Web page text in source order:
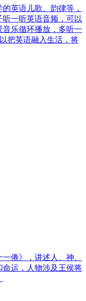
英语儿歌、韵律等，
一听英语音频，可以
乐循环播放，多听一
把英语融入生活，将
倦》，讲述人、神、
命运，人物涉及王侯将